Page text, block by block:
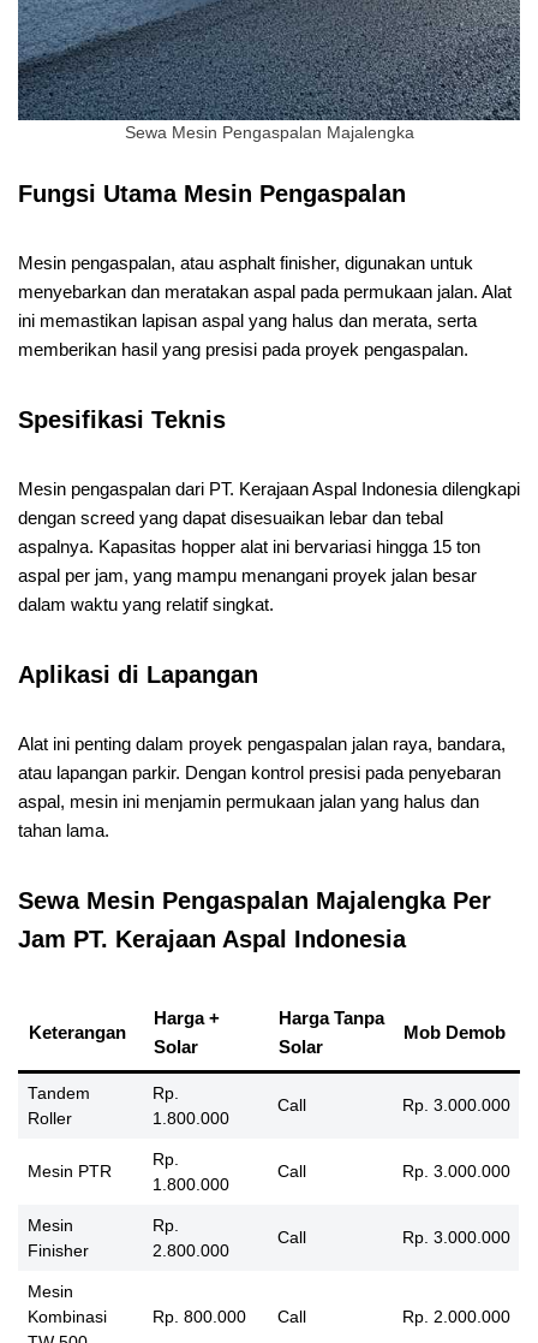
Sewa Mesin Pengaspalan Majalengka
Fungsi Utama Mesin Pengaspalan
Mesin pengaspalan, atau asphalt finisher, digunakan untuk
menyebarkan dan meratakan aspal pada permukaan jalan. Alat
ini memastikan lapisan aspal yang halus dan merata, serta
memberikan hasil yang presisi pada proyek pengaspalan.
Spesifikasi Teknis
Mesin pengaspalan dari PT. Kerajaan Aspal Indonesia dilengkapi
dengan screed yang dapat disesuaikan lebar dan tebal
aspalnya. Kapasitas hopper alat ini bervariasi hingga 15 ton
aspal per jam, yang mampu menangani proyek jalan besar
dalam waktu yang relatif singkat.
Aplikasi di Lapangan
Alat ini penting dalam proyek pengaspalan jalan raya, bandara,
atau lapangan parkir. Dengan kontrol presisi pada penyebaran
aspal, mesin ini menjamin permukaan jalan yang halus dan
tahan lama.
Sewa Mesin Pengaspalan Majalengka Per
Jam PT. Kerajaan Aspal Indonesia
Keterangan
Harga +
Solar
Harga Tanpa
Solar
Mob Demob
Tandem
Roller
Rp.
1.800.000
Call Rp. 3.000.000
Mesin PTR
Rp.
1.800.000
Call Rp. 3.000.000
Mesin
Finisher
Rp.
2.800.000
Call Rp. 3.000.000
Mesin
Kombinasi
Rp. 800.000 Call Rp. 2.000.000